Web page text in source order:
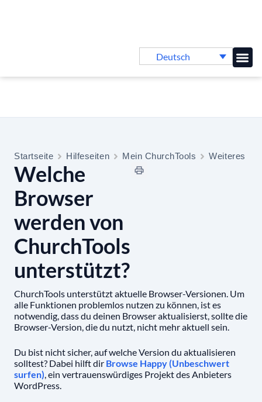
Deutsch
Startseite Hilfeseiten Mein ChurchTools Weiteres
Welche
Browser
werden von
ChurchTools
unterstützt?
ChurchTools unterstützt aktuelle Browser-Versionen. Um
alle Funktionen problemlos nutzen zu können, ist es
notwendig, dass du deinen Browser aktualisierst, sollte die
Browser-Version, die du nutzt, nicht mehr aktuell sein.
Du bist nicht sicher, auf welche Version du aktualisieren
solltest? Dabei hilft dir Browse Happy (Unbeschwert
surfen), ein vertrauenswürdiges Projekt des Anbieters
WordPress.